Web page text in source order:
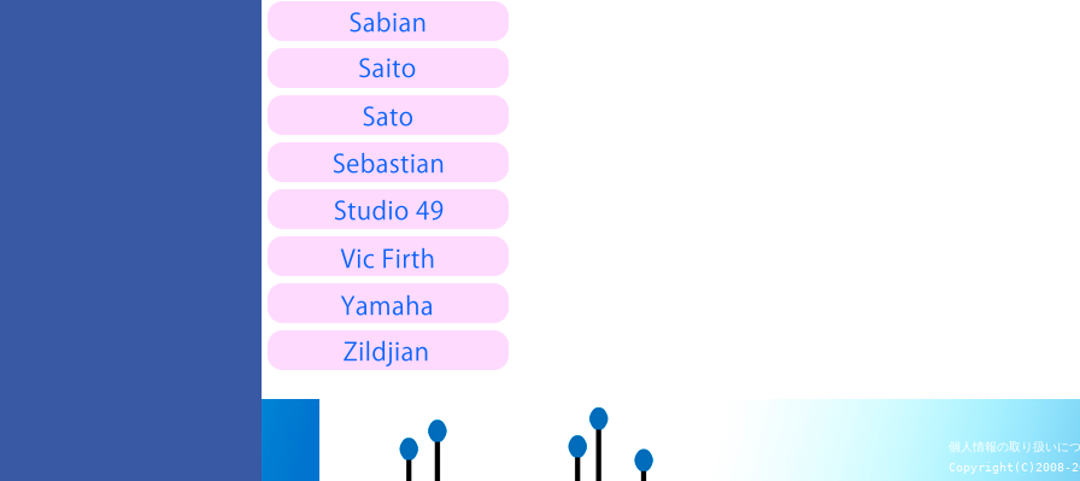
個人情報の取り扱いに